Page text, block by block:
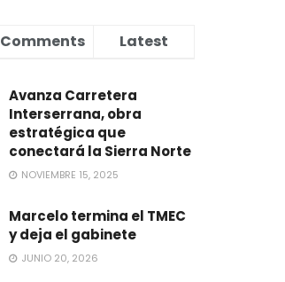
Comments Latest
Avanza Carretera
Interserrana, obra
estratégica que
conectará la Sierra Norte
NOVIEMBRE 15, 2025
Marcelo termina el TMEC
y deja el gabinete
JUNIO 20, 2026